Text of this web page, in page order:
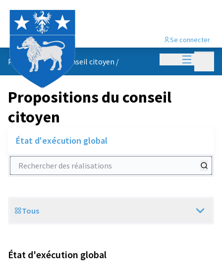
Menu
Se connecter
Propositions du conseil citoyen /
Propositions du conseil
citoyen
État d'exécution global
Rechercher des réalisations
Scope
Tous
État d'exécution global